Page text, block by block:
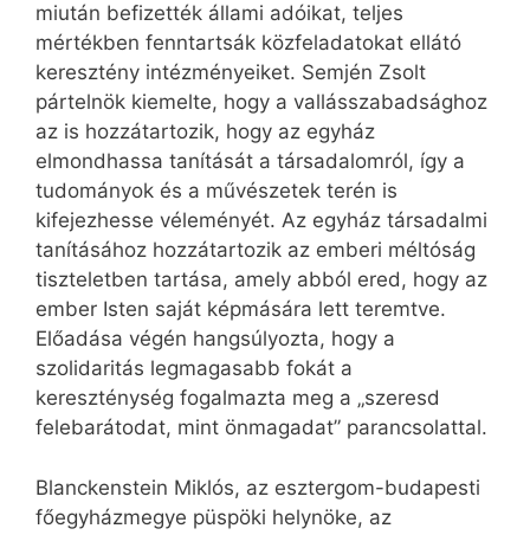
miután befizették állami adóikat, teljes
mértékben fenntartsák közfeladatokat ellátó
keresztény intézményeiket. Semjén Zsolt
pártelnök kiemelte, hogy a vallásszabadsághoz
az is hozzátartozik, hogy az egyház
elmondhassa tanítását a társadalomról, így a
tudományok és a művészetek terén is
kifejezhesse véleményét. Az egyház társadalmi
tanításához hozzátartozik az emberi méltóság
tiszteletben tartása, amely abból ered, hogy az
ember Isten saját képmására lett teremtve.
Előadása végén hangsúlyozta, hogy a
szolidaritás legmagasabb fokát a
kereszténység fogalmazta meg a „szeresd
felebarátodat, mint önmagadat” parancsolattal.
Blanckenstein Miklós, az esztergom-budapesti
főegyházmegye püspöki helynöke, az